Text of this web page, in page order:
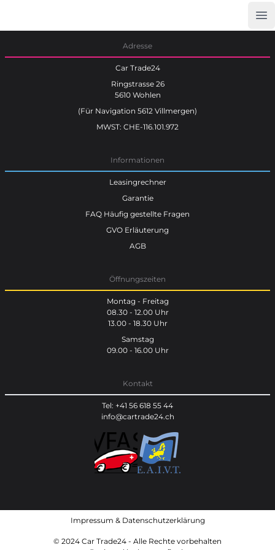
Adresse
Car Trade24
Ringstrasse 26
5610 Wohlen
(Für Navigation 5612 Villmergen)
MWST: CHE-116.101.972
Informationen
Leasingrechner
Garantie
FAQ Häufig gestellte Fragen
GVO Erläuterung
AGB
Öffnungszeiten
Montag - Freitag
08.30 - 12.00 Uhr
13.00 - 18.30 Uhr
Samstag
09.00 - 16.00 Uhr
Kontakt
Tel: +41 56 618 55 44
info@cartrade24.ch
Impressum & Datenschutzerklärung
© 2024 Car Trade24 - Alle Rechte vorbehalten